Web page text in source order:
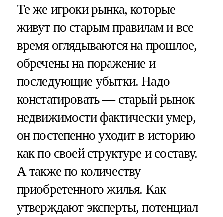
Те же игроки рынка, которые
живут по старым правилам и все
время оглядываются на прошлое,
обречены на поражение и
последующие убытки. Надо
констатировать — старый рынок
недвижимости фактически умер,
он постепенно уходит в историю
как по своей структуре и составу.
А также по количеству
приобретенного жилья. Как
утверждают эксперты, потенциал